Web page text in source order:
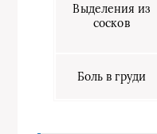
Выделения из
сосков
Боль в груди